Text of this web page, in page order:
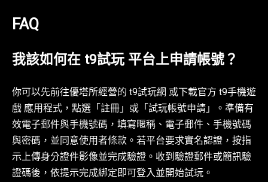
FAQ
我該如何在 t9試玩 平台上申請帳號？
你可以先前往優塔所經營的 t9試玩網 或下載官方 t9手機遊
戲 應用程式，點選「註冊」或「試玩帳號申請」。準備有
效電子郵件與手機號碼，填寫暱稱、電子郵件、手機號碼
與密碼，並同意使用者條款。若平台要求實名認證，按指
示上傳身分證件影像並完成驗證。收到驗證郵件或簡訊驗
證碼後，依提示完成綁定即可登入並開始試玩。